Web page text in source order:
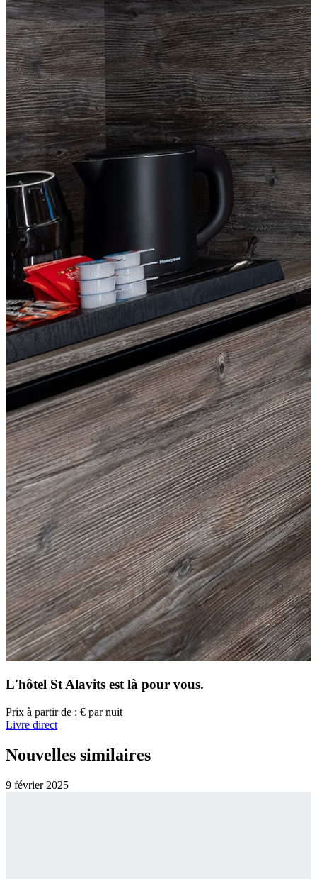
L'hôtel St Alavits est là pour vous.
Prix à partir de : € par nuit
Livre direct
Nouvelles similaires
9 février 2025